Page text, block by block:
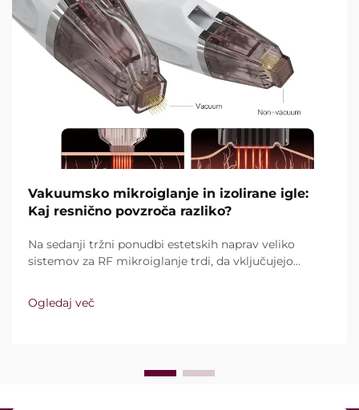
Vakuumsko mikroiglanje in izolirane igle:
Kaj resnično povzroča razliko?
Na sedanji tržni ponudbi estetskih naprav veliko
sistemov za RF mikroiglanje trdi, da vključujejo
temveč kako natančno delujejo med kliničnim
Ogledaj več